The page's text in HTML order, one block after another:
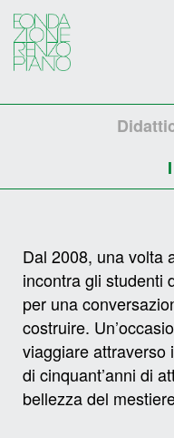
Dal 2008, una volta
incontra gli studenti
per una
costruire.
viaggiare attraverso
di cinquant’anni di
bellezza del